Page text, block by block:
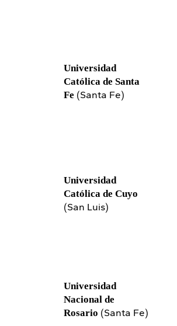
Universidad
Católica de Santa
Fe (Santa Fe)
Universidad
Católica de Cuyo
(San Luis)
Universidad
Nacional de
Rosario (Santa Fe)